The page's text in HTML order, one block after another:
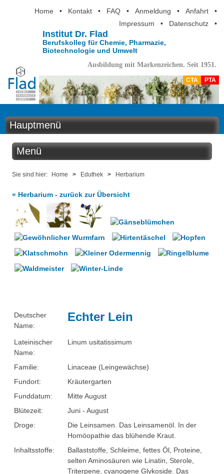
Home • Kontakt • FAQ • Anmeldung • Anfahrt
•
Impressum
• Datenschutz •
Institut Dr. Flad
Berufskolleg für Chemie, Pharmazie,
Biotechnologie und Umwelt
Ausbildung mit Markenzeichen. Seit 1951.
CTA PTA
Hauptmenü
Home
Berufsinformation
Über uns
Besonderheiten
Projekte
Menü
Eduthek
SuperLab - Das Labor in der Küche
Nanotechnologie
Chemie in der Mikrowelle
Arzneipflanzen im Botanischen Garten Hohenheim
Perlonfasern
Suppenchemie
Experimente mit Oxi-Reinigern
Chemie im alten Ägypten
Videos unter dem Mikroskop
Projektarbeiten
Kupfer-Kreislauf
Sie sind hier: Home > Eduthek > Herbarium
« Herbarium - zurück zur Übersicht
Deutscher
Name:
Echter Lein
Lateinischer
Name:
Linum usitatissimum
Familie:
Linaceae (Leingewächse)
Fundort:
Kräutergarten
Funddatum:
Mitte August
Blütezeit:
Juni - August
Droge:
Die Leinsamen. Das Leinsamenöl. In der
Homöopathie das blühende Kraut.
Inhaltsstoffe:
Ballaststoffe, Schleime, fettes Öl, Proteine,
selten Aminosäuren wie Linatin, Sterole,
Triterpene, cyanogene Glykoside. Das